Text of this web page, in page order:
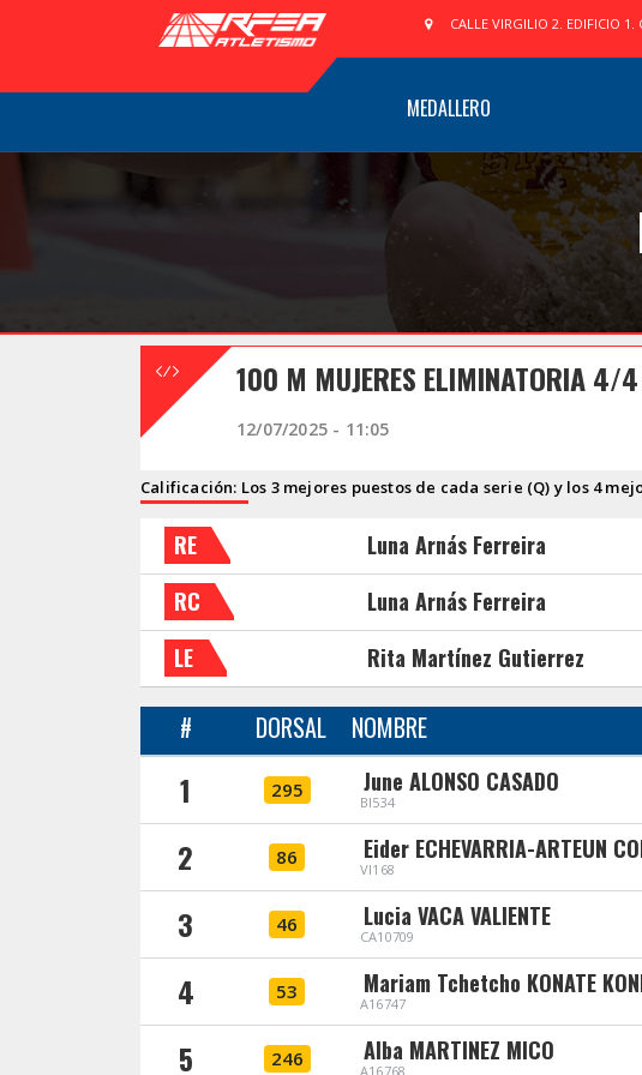
CALLE VIRGILIO 2. EDIFICIO
MEDALLERO
100 M MUJERES ELIMINATORIA 4/4
12/07/2025 - 11:05
Calificación: Los 3 mejores puestos de cada serie (Q) y los 4
RE
Luna Arnás Ferreira
RC Luna Arnás Ferreira
LE Rita Martínez Gutierrez
# DORSAL NOMBRE
1 295 June ALONSO CASADO
BI534
2 86 Eider ECHEVARRIA-ARTEUN
VI168
3 46 Lucia VACA VALIENTE
CA10709
4 53 Mariam Tchetcho KONATE
A16747
5 246 Alba MARTINEZ MICO
A16768